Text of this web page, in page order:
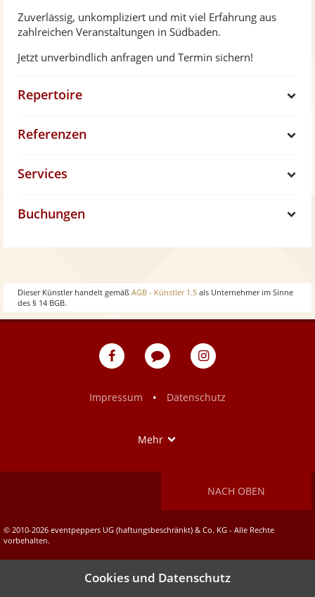
Zuverlässig, unkompliziert und mit viel Erfahrung aus
zahlreichen Veranstaltungen in Südbaden.
Jetzt unverbindlich anfragen und Termin sichern!
Repertoire
w
Referenzen
o
Services
h
Buchungen
Dieser Künstler handelt gemäß AGB - Künstler 1.5 als Unternehmer im Sinne
des § 14 BGB.
eventpeppers
Blog
eventpeppers
Impressum
• Datenschutz
Mehr
NACH OBEN
© 2010-2026 eventpeppers UG (haftungsbeschränkt) & Co. KG - Alle Rechte
vorbehalten.
Cookies und Datenschutz